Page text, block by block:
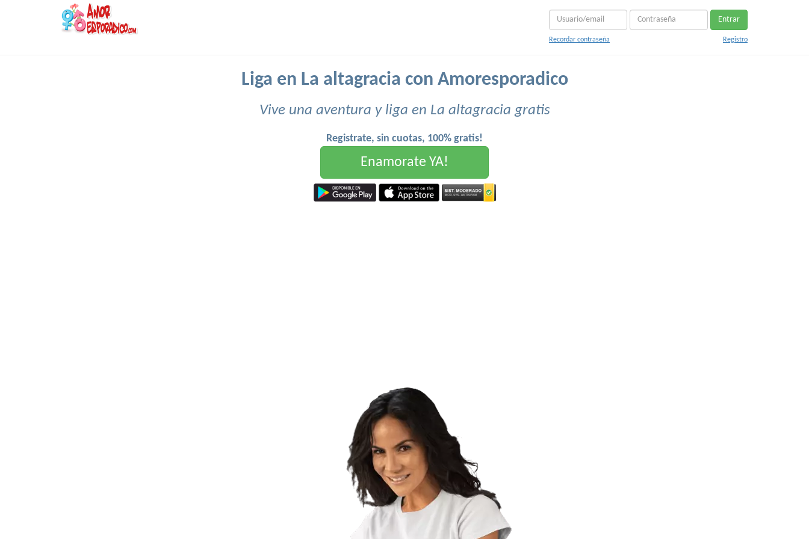
Entrar
Recordar contraseña Registro
Liga en La altagracia con Amoresporadico
Vive una aventura y liga en La altagracia gratis
Registrate, sin cuotas, 100% gratis!
Enamorate YA!